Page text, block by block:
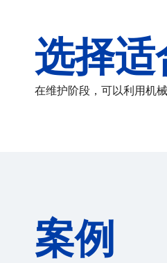
选择适
在维护阶段，可以利用机
案例